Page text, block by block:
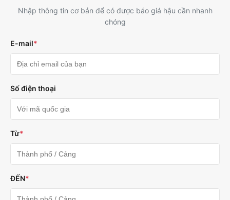
Nhập thông tin cơ bản để có được báo giá hậu cần nhanh
chóng
E-mail*
Số điện thoại
Từ*
ĐẾN*